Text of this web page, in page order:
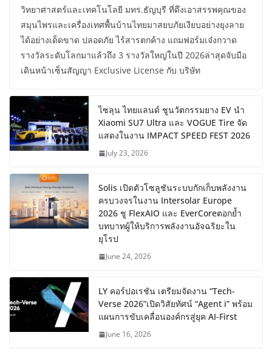
วิทยาศาสตร์และเทคโนโลยี มทร.ธัญบุรี ที่ดึงเอาสรรพคุณของ
สมุนไพรและเครื่องเทศพื้นบ้านไทยมาสยบภัยเงียบอย่างยุงลาย
ได้อย่างเด็ดขาด ปลอดภัย ไร้สารตกค้าง แถมฟอร์มเจ๋งกวาด
รางวัลระดับโลกมาแล้วถึง 3 รางวัลใหญ่ในปี 2026ล่าสุดจับมือ
เดินหน้าเซ็นสัญญา Exclusive License กับ บริษัท
ไซลุน ไทยแลนด์ ชูนวัตกรรมยาง EV นำ
Xiaomi SU7 Ultra และ VOGUE Tire จัด
แสดงในงาน IMPACT SPEED FEST 2026
July 23, 2026
Solis เปิดตัวโซลูชันระบบกักเก็บพลังงาน
ครบวงจรในงาน Intersolar Europe
2026 ชู FlexAIO และ EverCoreตอกย้ำ
บทบาทผู้ให้บริการพลังงานอัจฉริยะใน
ยุโรป
June 24, 2026
LY คอร์ปอเรชัน เตรียมจัดงาน “Tech-
Verse 2026”เปิดวิสัยทัศน์ “Agent i” พร้อม
แผนการขับเคลื่อนองค์กรสู่ยุค AI-First
June 16, 2026